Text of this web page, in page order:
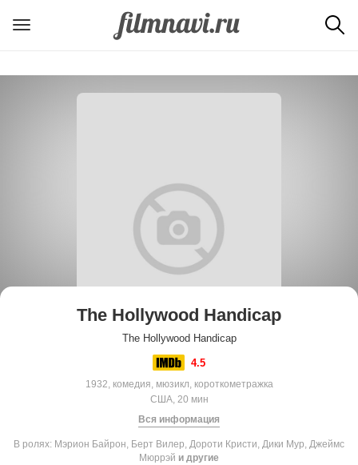
The Hollywood Handicap
The Hollywood Handicap
4.5
1932, комедия, мюзикл, короткометражка
США, 20 мин
Вся информация
В ролях: Мэрион Байрон, Берт Вилер, Дороти Кристи, Дики Мур, Джеймс
Мюррэй и другие